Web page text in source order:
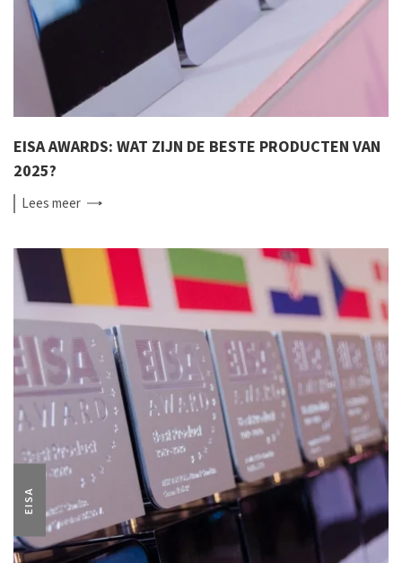
EISA AWARDS: WAT ZIJN DE BESTE PRODUCTEN VAN
2025?
Leesmeer
EISA